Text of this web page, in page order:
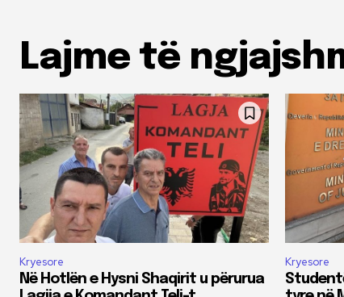
Lajme të
Kryesore
Në Hotlën e Hysni Shaqirit u përurua
Kryesore